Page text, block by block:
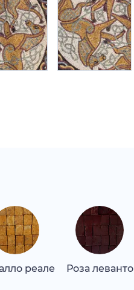
реале Роза леванто